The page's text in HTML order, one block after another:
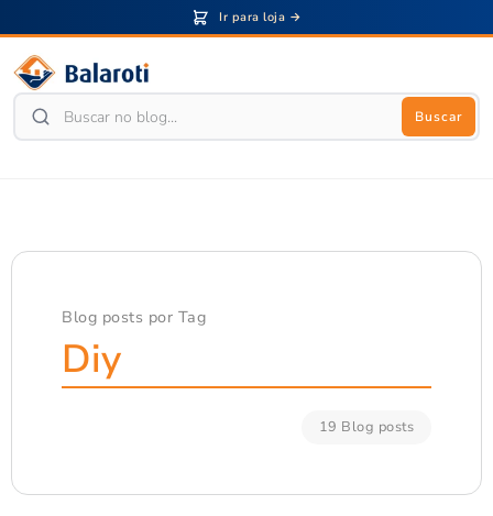
Ir para loja →
Buscar
Blog posts por Tag
Diy
19 Blog posts